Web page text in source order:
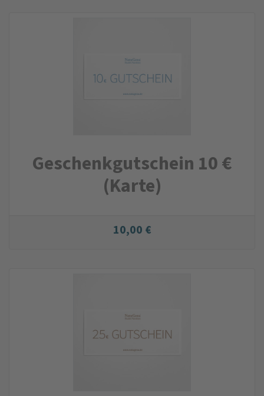
Geschenk­gutschein 10 €
(Karte)
10,00 €